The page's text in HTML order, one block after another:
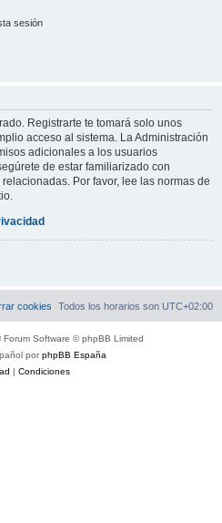
sesión
Registrarte te tomará solo unos
acceso al sistema. La Administración
adicionales a los usuarios
de estar familiarizado con
Por favor, lee las normas de
Todos los horarios son UTC+02:00
cookies
Forum Software © phpBB Limited
porphpBB España
| Condiciones